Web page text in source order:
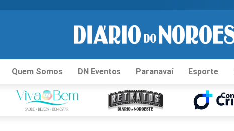
Quem Somos DN Eventos Paranavaí Esporte